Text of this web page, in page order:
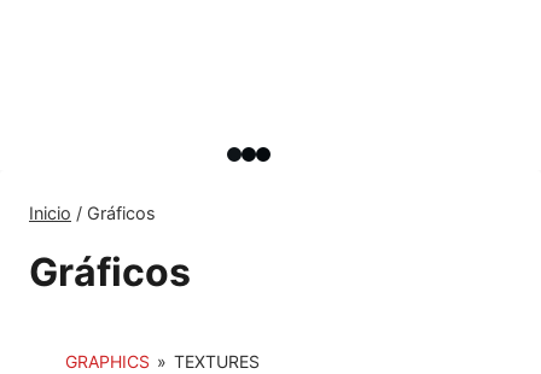
Inicio / Gráficos
Gráficos
GRAPHICS » TEXTURES